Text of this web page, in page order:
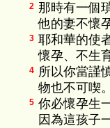
2 那時有一個
他的妻不懷
3 耶和華的使
懷孕、不生
4 所以你當謹
物也不可喫。
5 你必懷孕生
因為這孩子